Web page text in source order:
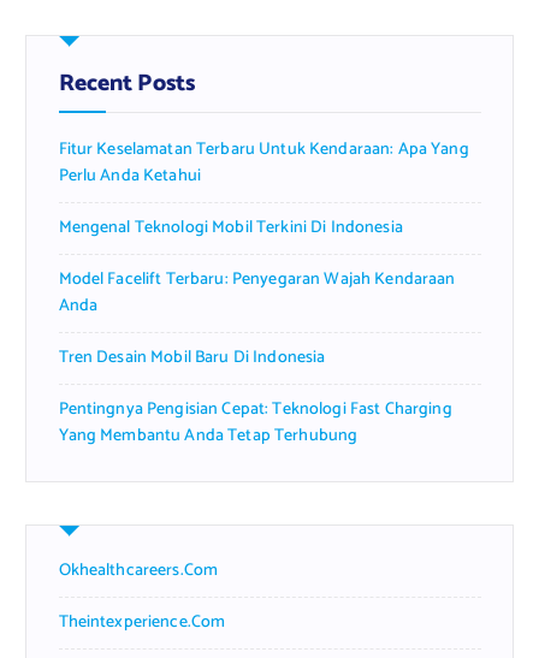
h
f
o
:
Recent Posts
Fitur Keselamatan Terbaru Untuk Kendaraan: Apa Yang
Perlu Anda Ketahui
Mengenal Teknologi Mobil Terkini Di Indonesia
Model Facelift Terbaru: Penyegaran Wajah Kendaraan
Anda
Tren Desain Mobil Baru Di Indonesia
Pentingnya Pengisian Cepat: Teknologi Fast Charging
Yang Membantu Anda Tetap Terhubung
Okhealthcareers.com
Theintexperience.com